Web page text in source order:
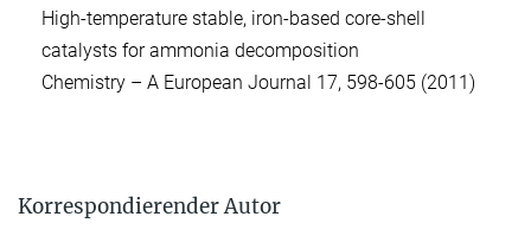
High-temperature stable, iron-based core-shell
catalysts for ammonia decomposition
Chemistry – A European Journal 17, 598-605 (2011)
Korrespondierender Autor